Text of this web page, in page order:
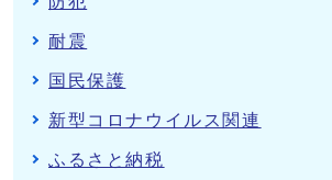
耐震
国民保護
新型コロナウイルス関連
ふるさと納税